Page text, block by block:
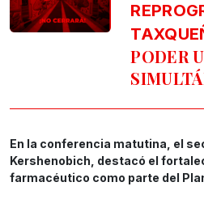
PODER
En la conferencia matutina, el
Kershenobich, destacó el
farmacéutico como parte del